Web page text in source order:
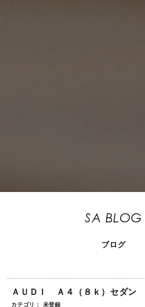
SA BLOG
ブログ
ＡＵＤＩ Ａ４（８ｋ）セダン
カテゴリ： 未登録